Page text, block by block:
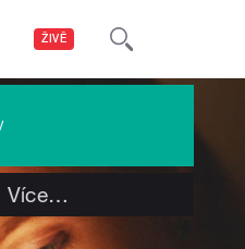
ŽIVĚ
Více…